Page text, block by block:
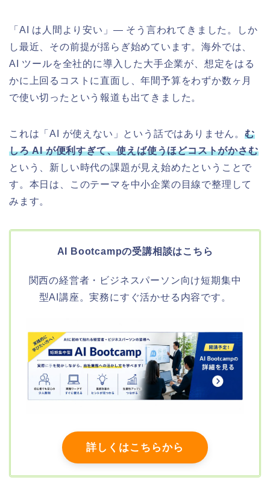
「AI は人間より安い」― そう言われてきました。しか
し最近、その前提が揺らぎ始めています。海外では、
AI ツールを全社的に導入した大手企業が、想定をはる
かに上回るコストに直面し、年間予算をわずか数ヶ月
で使い切ったという報道も出てきました。
これは「AI が使えない」という話ではありません。 む
しろ AI が便利すぎて、使えば使うほどコストがかさむ
という、新しい時代の課題が見え始めたということで
す。本日は、このテーマを中小企業の目線で整理して
みます。
AI Bootcampの受講相談はこちら
関西の経営者・ビジネスパーソン向け短期集中
型AI講座。実務にすぐ活かせる内容です。
詳しくはこちらから